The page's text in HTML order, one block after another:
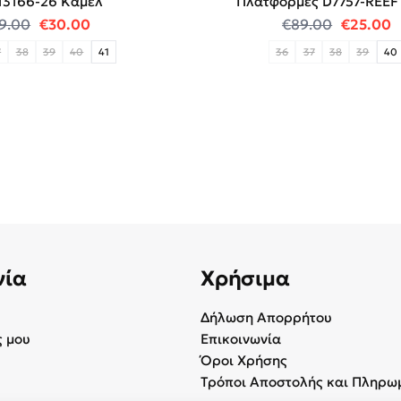
Original price was: €59.00.
€30.00Η τρέχουσα τιμή είναι: €30.00.
38 39 40 41
€89.00 Original
€25.00
36 37 38 39 40
μου
Χρήσιμα
Δήλωση Απορρήτου
Επικοινωνία
Όροι Χρήσης
Τρόποι Αποστολής και